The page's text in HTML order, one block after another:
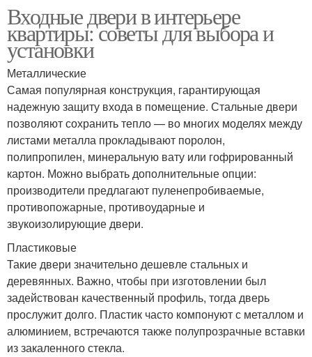
Входные двери в интерьере
квартиры: советы для выбора и
установки
Металлические
Самая популярная конструкция, гарантирующая
надежную защиту входа в помещение. Стальные двери
позволяют сохранить тепло — во многих моделях между
листами металла прокладывают поролон,
полипропилен, минеральную вату или гофрированный
картон. Можно выбрать дополнительные опции:
производители предлагают пуленепробиваемые,
противопожарные, противоударные и
звукоизолирующие двери.
Пластиковые
Такие двери значительно дешевле стальных и
деревянных. Важно, чтобы при изготовлении был
задействован качественный профиль, тогда дверь
прослужит долго. Пластик часто компонуют с металлом и
алюминием, встречаются также полупрозрачные вставки
из закаленного стекла.